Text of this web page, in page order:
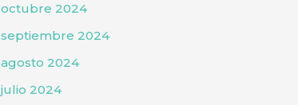
octubre 2024
septiembre 2024
agosto 2024
julio 2024